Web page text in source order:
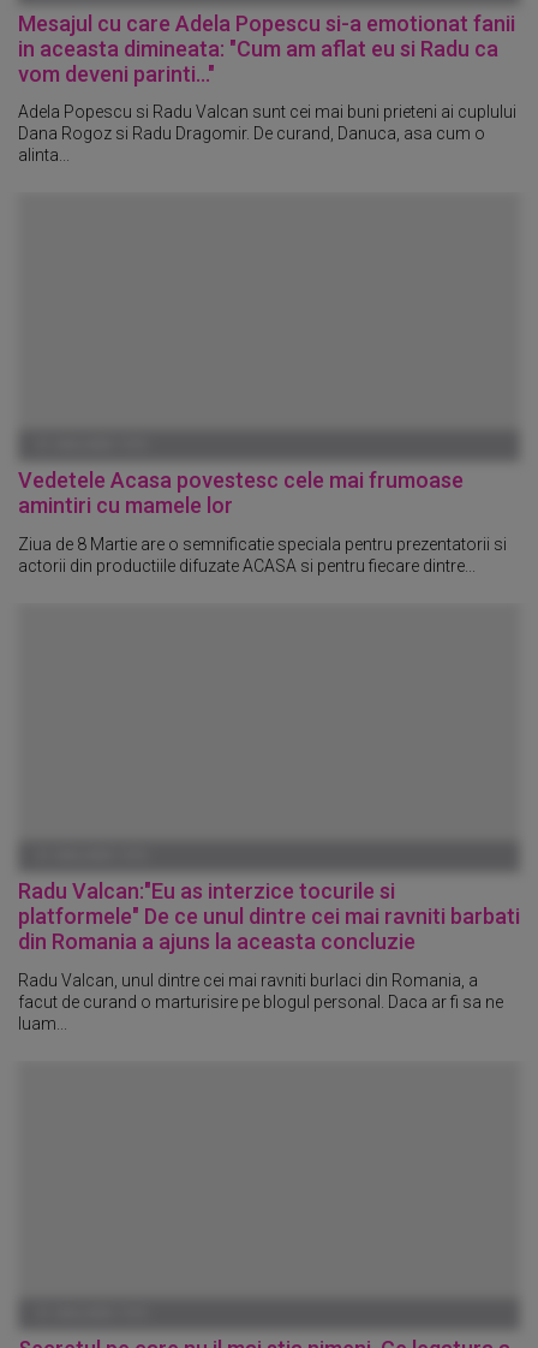
Mesajul cu care Adela Popescu si-a emotionat fanii
in aceasta dimineata: "Cum am aflat eu si Radu ca
vom deveni parinti..."
Adela Popescu si Radu Valcan sunt cei mai buni prieteni ai cuplului
Dana Rogoz si Radu Dragomir. De curand, Danuca, asa cum o
alinta...
Vedetele Acasa povestesc cele mai frumoase
amintiri cu mamele lor
Ziua de 8 Martie are o semnificatie speciala pentru prezentatorii si
actorii din productiile difuzate ACASA si pentru fiecare dintre...
Radu Valcan:"Eu as interzice tocurile si
platformele" De ce unul dintre cei mai ravniti barbati
din Romania a ajuns la aceasta concluzie
Radu Valcan, unul dintre cei mai ravniti burlaci din Romania, a
facut de curand o marturisire pe blogul personal. Daca ar fi sa ne
luam...